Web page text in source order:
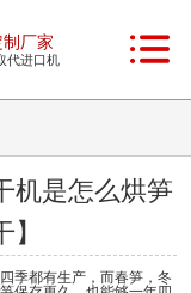
厂家
代进口机
机是怎么烘笋
季都有生产，而春笋，冬